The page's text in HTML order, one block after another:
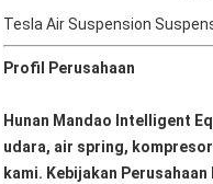
Tesla Air Suspension
Profil Perusahaan
Hunan Mandao Intelligent
udara, air spring,
kami. Kebijakan